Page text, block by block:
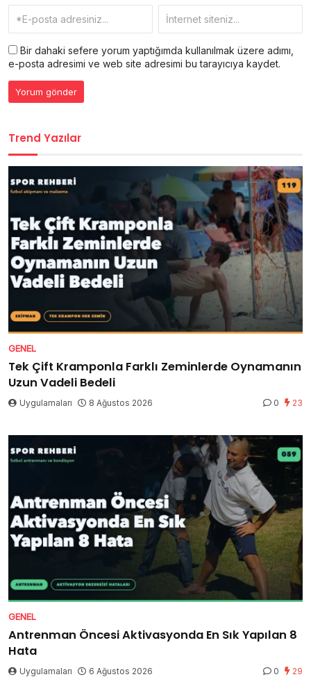
Bir dahaki sefere yorum yaptığımda kullanılmak üzere adımı,
e-posta adresimi ve web site adresimi bu tarayıcıya kaydet.
Trend Yazılar
GENEL
Tek Çift Kramponla Farklı Zeminlerde Oynamanın
Uzun Vadeli Bedeli
Uygulamaları 8 Ağustos 2026 0 23
GENEL
Antrenman Öncesi Aktivasyonda En Sık Yapılan 8
Hata
Uygulamaları 6 Ağustos 2026 0 29